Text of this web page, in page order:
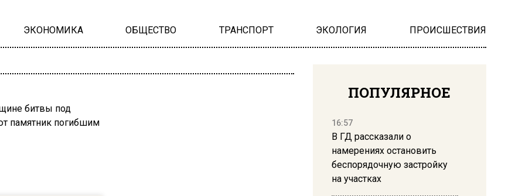
ЭКОНОМИКА ОБЩЕСТВО ТРАНСПОРТ ЭКОЛОГИЯ ПРОИСШЕСТВИЯ
ПОПУЛЯРНОЕ
16:57
В ГД рассказали о
намерениях остановить
беспорядочную застройку
на участках